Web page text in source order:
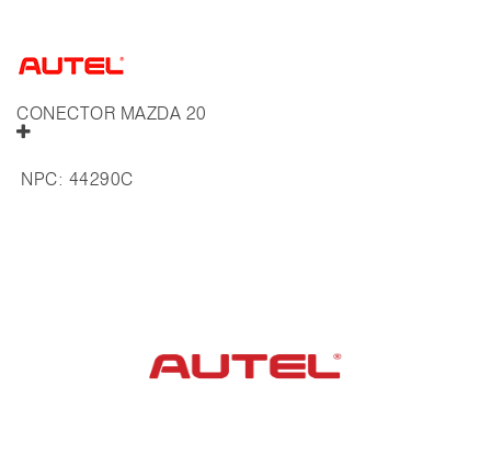
CONECTOR MAZDA 20
NPC: 44290C